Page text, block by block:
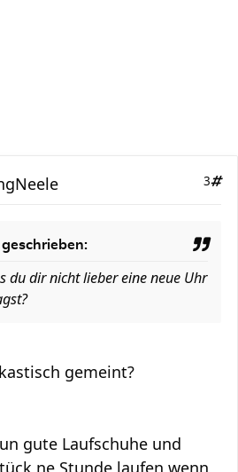
3
geschrieben:
du dir nicht lieber eine neue Uhr
gemeint?
gute Laufschuhe und